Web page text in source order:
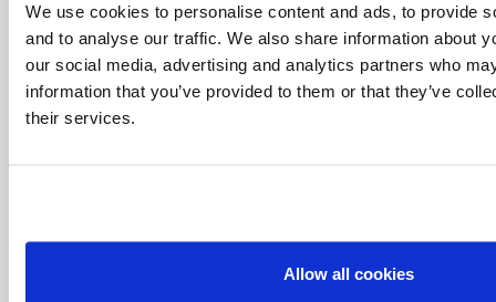
We use cookies to personalise content and ads, to provide
and to analyse our traffic. We also share information about
our social media, advertising and analytics partners who
information that you’ve provided to them or that they’ve
their services.
Allow all cookies
相關文章: